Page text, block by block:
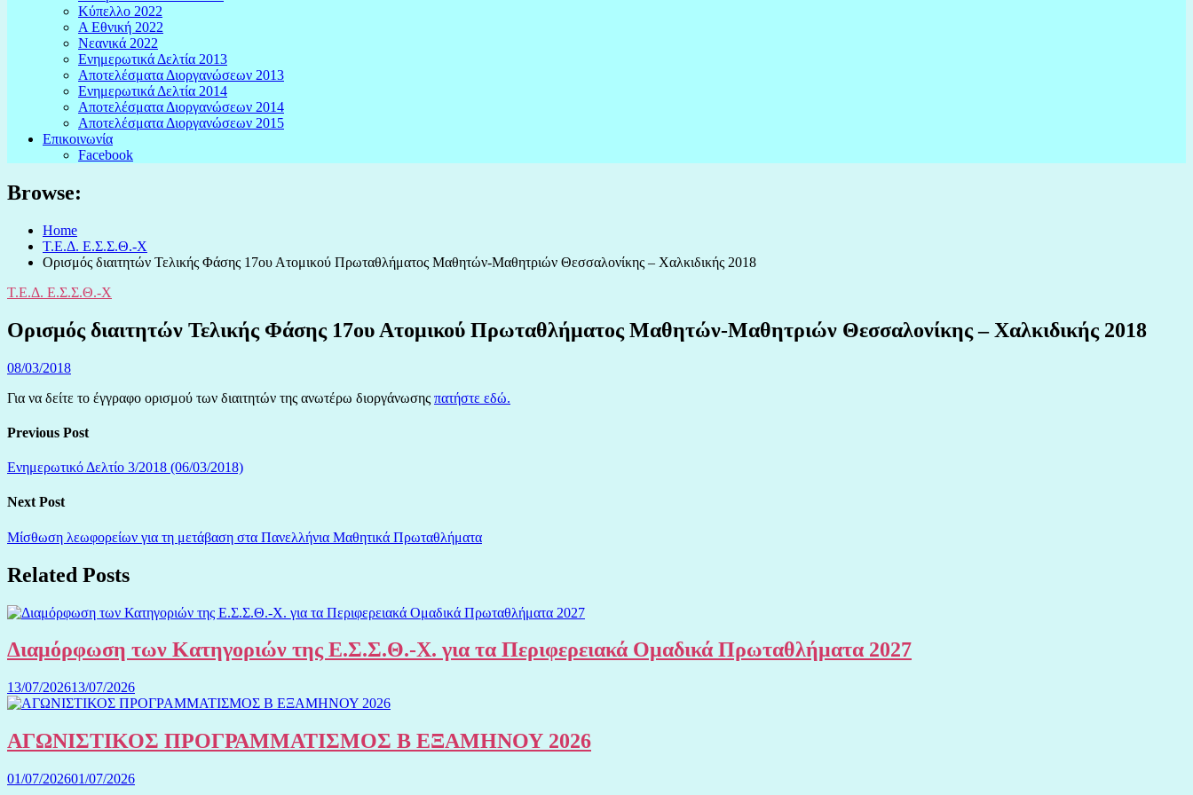
Κύπελλο 2022
Α Εθνική 2022
Νεανικά 2022
Ενημερωτικά Δελτία 2013
Αποτελέσματα Διοργανώσεων 2013
Ενημερωτικά Δελτία 2014
Αποτελέσματα Διοργανώσεων 2014
Αποτελέσματα Διοργανώσεων 2015
Επικοινωνία
Facebook
Browse:
Home
Τ.Ε.Δ. Ε.Σ.Σ.Θ.-Χ
Ορισμός διαιτητών Τελικής Φάσης 17oυ Ατομικού Πρωταθλήματος Μαθητών-Μαθητριών Θεσσαλονίκης – Χαλκιδικής 2018
Τ.Ε.Δ. Ε.Σ.Σ.Θ.-Χ
Ορισμός διαιτητών Τελικής Φάσης 17oυ Ατομικού Πρωταθλήματος Μαθητών-Μαθητριών Θεσσαλονίκης – Χαλκιδικής 2018
08/03/2018
Για να δείτε το έγγραφο ορισμού των διαιτητών της ανωτέρω διοργάνωσης πατήστε εδώ.
Previous Post
Ενημερωτικό Δελτίο 3/2018 (06/03/2018)
Next Post
Μίσθωση λεωφορείων για τη μετάβαση στα Πανελλήνια Μαθητικά Πρωταθλήματα
Related Posts
Διαμόρφωση των Κατηγοριών της Ε.Σ.Σ.Θ.-Χ. για τα Περιφερειακά Ομαδικά Πρωταθλήματα 2027
13/07/202613/07/2026
ΑΓΩΝΙΣΤΙΚΟΣ ΠΡΟΓΡΑΜΜΑΤΙΣΜΟΣ Β ΕΞΑΜΗΝΟΥ 2026
01/07/202601/07/2026